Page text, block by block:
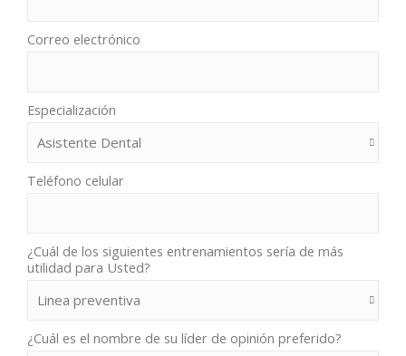
Correo electrónico
Especialización
Teléfono celular
¿Cuál de los siguientes entrenamientos sería de más
utilidad para Usted?
¿Cuál es el nombre de su líder de opinión preferido?